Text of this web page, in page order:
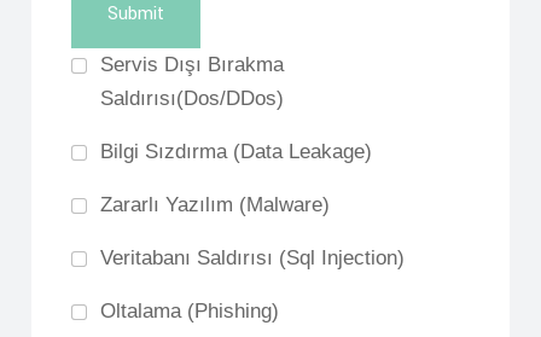
Submit
Servis Dışı Bırakma
Saldırısı(Dos/DDos)
Bilgi Sızdırma (Data Leakage)
Zararlı Yazılım (Malware)
Veritabanı Saldırısı (Sql Injection)
Oltalama (Phishing)